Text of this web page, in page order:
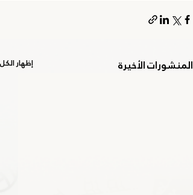
المنشورات الأخيرة إظهار الكل